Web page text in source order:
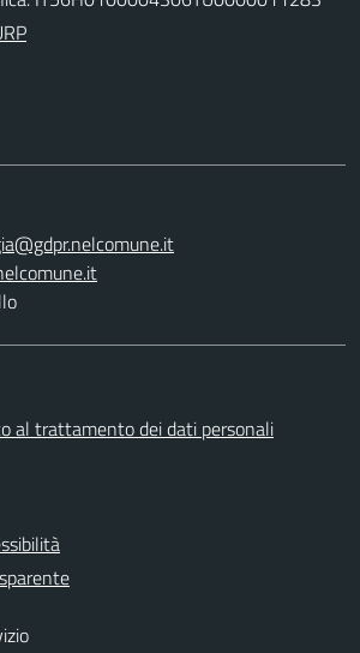
al trattamento dei dati personali